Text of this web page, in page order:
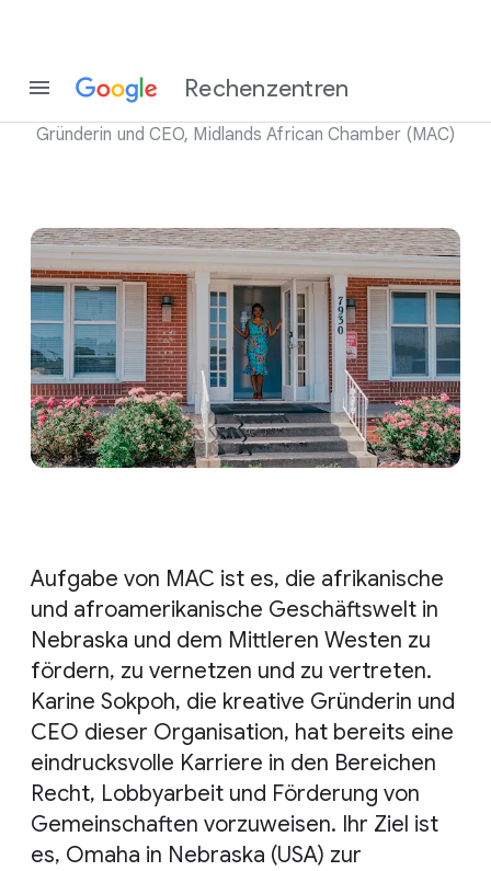
Rechenzentren
Karine Sokpoh
Gründerin und CEO, Midlands African Chamber (MAC)
Aufgabe von MAC ist es, die afrikanische
und afroamerikanische Geschäftswelt in
Nebraska und dem Mittleren Westen zu
fördern, zu vernetzen und zu vertreten.
Karine Sokpoh, die kreative Gründerin und
CEO dieser Organisation, hat bereits eine
eindrucksvolle Karriere in den Bereichen
Recht, Lobbyarbeit und Förderung von
Gemeinschaften vorzuweisen. Ihr Ziel ist
es, Omaha in Nebraska (USA) zur